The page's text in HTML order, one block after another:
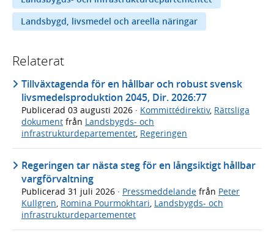
Landsbygd, livsmedel och areella näringar
Relaterat
Tillväxtagenda för en hållbar och robust svensk
livsmedelsproduktion 2045, Dir. 2026:77
Publicerad 03 augusti 2026 · Kommittédirektiv, Rättsliga
dokument från Landsbygds- och
infrastrukturdepartementet, Regeringen
Regeringen tar nästa steg för en långsiktigt hållbar
vargförvaltning
Publicerad 31 juli 2026 · Pressmeddelande från Peter
Kullgren Romina Pourmokhtari Landsbygds- och
infrastrukturdepartementet